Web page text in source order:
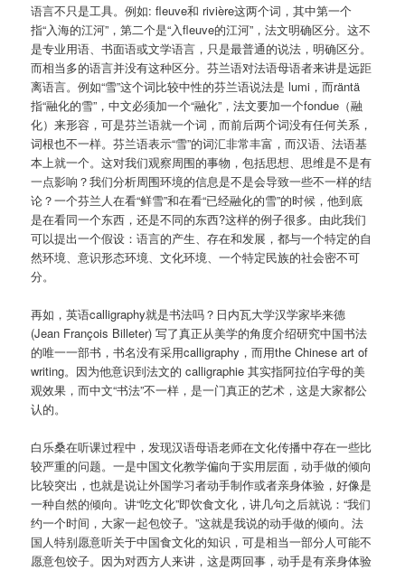
语言不只是工具。例如: fleuve和 rivière这两个词，其中第一个
指“入海的江河”，第二个是“入fleuve的江河”，法文明确区分。这不
是专业用语、书面语或文学语言，只是最普通的说法，明确区分。
而相当多的语言并没有这种区分。芬兰语对法语母语者来讲是远距
离语言。例如“雪”这个词比较中性的芬兰语说法是 lumi，而räntä
指“融化的雪”，中文必须加一个“融化”，法文要加一个fondue（融
化）来形容，可是芬兰语就一个词，而前后两个词没有任何关系，
词根也不一样。芬兰语表示“雪”的词汇非常丰富，而汉语、法语基
本上就一个。这对我们观察周围的事物，包括思想、思维是不是有
一点影响？我们分析周围环境的信息是不是会导致一些不一样的结
论？一个芬兰人在看“鲜雪”和在看“已经融化的雪”的时候，他到底
是在看同一个东西，还是不同的东西?这样的例子很多。由此我们
可以提出一个假设：语言的产生、存在和发展，都与一个特定的自
然环境、意识形态环境、文化环境、一个特定民族的社会密不可
分。
再如，英语calligraphy就是书法吗？日内瓦大学汉学家毕来德
(Jean François Billeter) 写了真正从美学的角度介绍研究中国书法
的唯一一部书，书名没有采用calligraphy，而用the Chinese art of
writing。因为他意识到法文的 calligraphie 其实指阿拉伯字母的美
观效果，而中文“书法”不一样，是一门真正的艺术，这是大家都公
认的。
白乐桑在听课过程中，发现汉语母语老师在文化传播中存在一些比
较严重的问题。一是中国文化教学偏向于实用层面，动手做的倾向
比较突出，也就是说让外国学习者动手制作或者亲身体验，好像是
一种自然的倾向。讲“吃文化”即饮食文化，讲几句之后就说：“我们
约一个时间，大家一起包饺子。”这就是我说的动手做的倾向。法
国人特别愿意听关于中国食文化的知识，可是相当一部分人可能不
愿意包饺子。因为对西方人来讲，这是两回事，动手是有亲身体验